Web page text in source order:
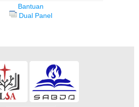
Bantuan
Dual Panel